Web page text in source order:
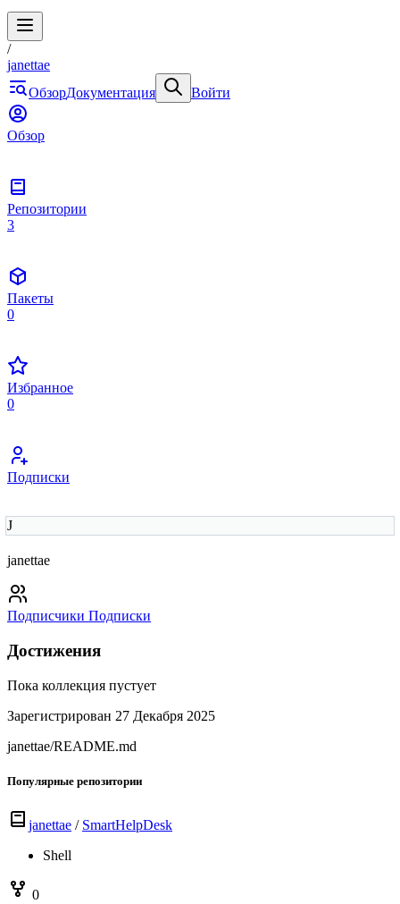
/
janettae
ОбзорДокументация Войти
Обзор
Репозитории
3
Пакеты
0
Избранное
0
Подписки
J
janettae
Подписчики Подписки
Достижения
Пока коллекция пустует
Зарегистрирован 27 Декабря 2025
janettae/README.md
Популярные репозитории
janettae / SmartHelpDesk
Shell
0